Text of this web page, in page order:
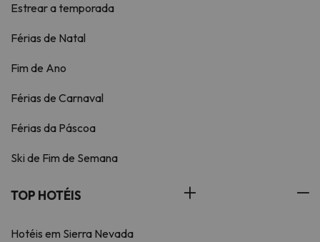
Estrear a temporada
Férias de Natal
Fim de Ano
Férias de Carnaval
Férias da Páscoa
Ski de Fim de Semana
TOP HOTÉIS
Hotéis em Sierra Nevada